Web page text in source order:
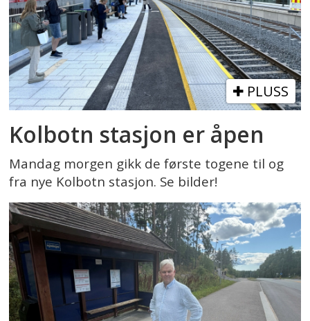
PLUSS
Kolbotn stasjon er åpen
Mandag morgen gikk de første togene til og
fra nye Kolbotn stasjon. Se bilder!